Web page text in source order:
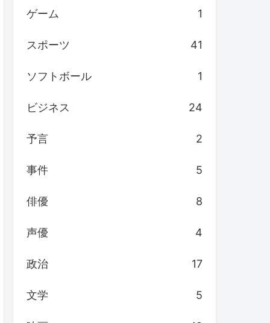
ゲーム 1
スポーツ 41
ソフトボール 1
ビジネス 24
予言 2
事件 5
俳優 8
声優 4
政治 17
文学 5